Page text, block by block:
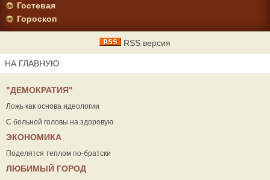
Гостевая
Гороскоп
RSS версия
НА ГЛАВНУЮ
"ДЕМОКРАТИЯ"
Ложь как основа идеологии
С больной головы на здоровую
ЭКОНОМИКА
Поделятся теплом по-братски
ЛЮБИМЫЙ ГОРОД